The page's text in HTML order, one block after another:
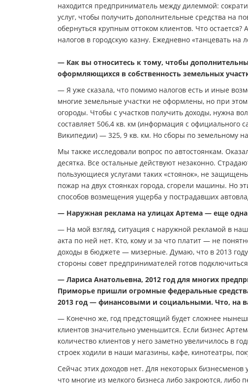
находится предприниматель между дилеммой:
услуг, чтобы получить дополнительные средства
обернуться крупным оттоком клиентов. Что
налогов в городскую казну. Ежедневно «танцевать
— Как вы относитесь к тому, чтобы
оформляющихся в собственность земельных
— Я уже сказала, что помимо налогов есть и иные
многие земельные участки не оформлены, но при
огороды. Чтобы с участков получить доходы, нужна
составляет 506,4 кв. км (информация с
Википедии) — 325, 9 кв. км. Но сборы по земельному
Мы также исследовали вопрос по автостоянкам.
десятка. Все остальные действуют незаконно.
пользующиеся услугами таких «стоянок», не
пожар на двух стоянках города, сгорели машины. Но
способов возмещения ущерба у пострадавших
— Наружная реклама на улицах Артема — еще одна
— На мой взгляд, ситуация с наружной рекламой в
акта по ней нет. Кто, кому и за что платит — не
доходы в бюджете — мизерные. Думаю, что в 2013
стороны совет предпринимателей готов
— Лариса Анатольевна, 2012 год для многих
Приморье пришли огромные федеральные
2013 год — финансовыми и социальными. Что, на
— Конечно же, год предстоящий будет сложнее
клиентов значительно уменьшится. Если бизнес
количество клиентов у него заметно увеличилось в
строек ходили в наши магазины, кафе, кинотеатры,
Сейчас этих доходов нет. Для некоторых
что многие из мелкого бизнеса либо закроются, либо